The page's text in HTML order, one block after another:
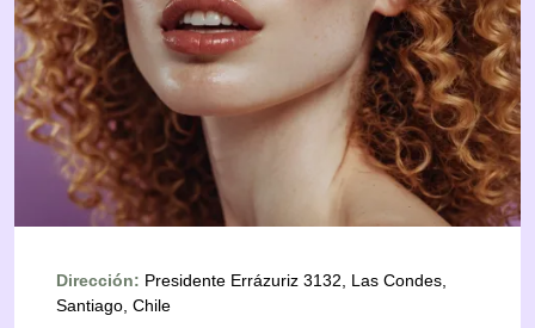
Dirección: Presidente Errázuriz 3132, Las Condes,
Santiago, Chile